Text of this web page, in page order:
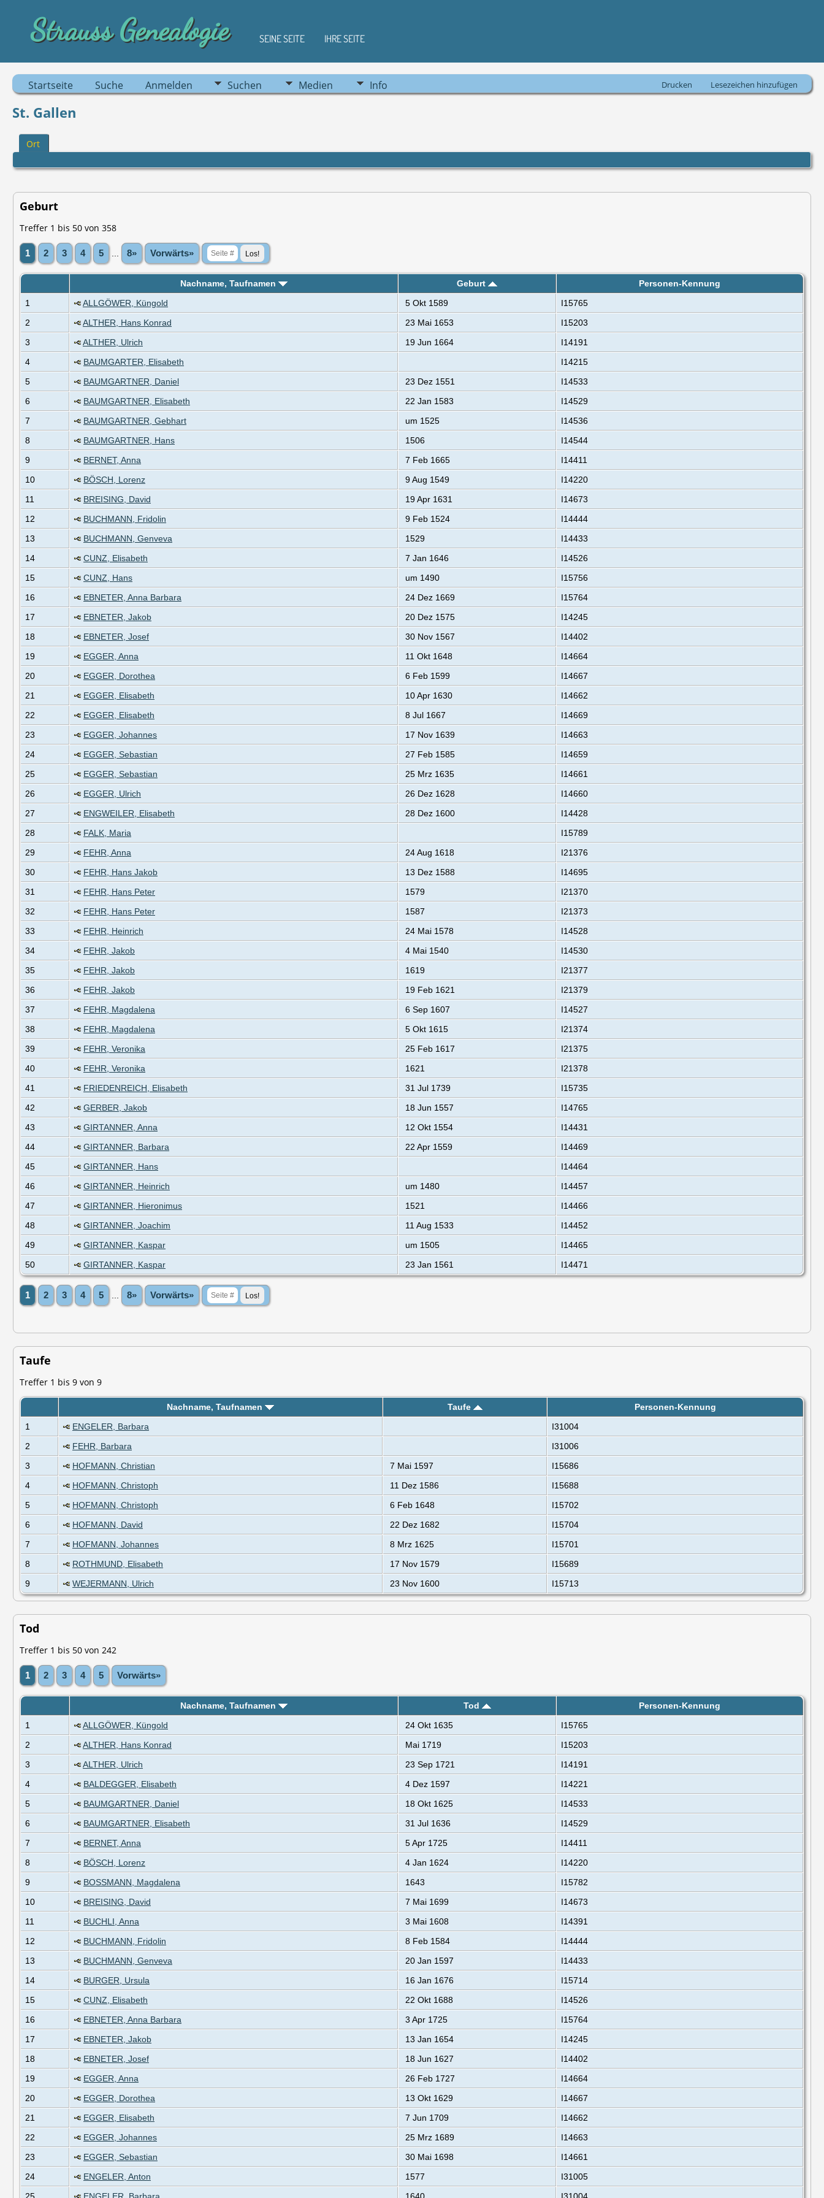
Strauss Genealogie SEINE SEITE IHRE SEITE
Startseite Suche Anmelden Suchen Medien Info Drucken Lesezeichen hinzufügen
St‌. Gallen
Ort
Geburt
Treffer 1 bis 50 von 358
1 2 3 4 5 8» Vorwärts»
Nachname, Taufnamen Geburt
Personen-Kennung
1
ALLGÖWER, Küngold 5 Okt 1589
I15765
2
ALTHER, Hans Konrad 23 Mai 1653
I15203
3
ALTHER, Ulrich 19 Jun 1664
I14191
4
BAUMGARTER, Elisabeth
I14215
5
BAUMGARTNER, Daniel 23 Dez 1551
I14533
6
BAUMGARTNER, Elisabeth 22 Jan 1583
I14529
7
BAUMGARTNER, Gebhart um 1525
I14536
8
BAUMGARTNER, Hans 1506
I14544
9
BERNET, Anna 7 Feb 1665
I14411
10
BÖSCH, Lorenz 9 Aug 1549
I14220
11
BREISING, David 19 Apr 1631
I14673
12
BUCHMANN, Fridolin 9 Feb 1524
I14444
13
BUCHMANN, Genveva 1529
I14433
14
CUNZ, Elisabeth 7 Jan 1646
I14526
15
CUNZ, Hans um 1490
I15756
16
EBNETER, Anna Barbara 24 Dez 1669
I15764
17
EBNETER, Jakob 20 Dez 1575
I14245
18
EBNETER, Josef 30 Nov 1567
I14402
19
EGGER, Anna 11 Okt 1648
I14664
20
EGGER, Dorothea 6 Feb 1599
I14667
21
EGGER, Elisabeth 10 Apr 1630
I14662
22
EGGER, Elisabeth 8 Jul 1667
I14669
23
EGGER, Johannes 17 Nov 1639
I14663
24
EGGER, Sebastian 27 Feb 1585
I14659
25
EGGER, Sebastian 25 Mrz 1635
I14661
26
EGGER, Ulrich 26 Dez 1628
I14660
27
ENGWEILER, Elisabeth 28 Dez 1600
I14428
28
FALK, Maria
I15789
29
FEHR, Anna 24 Aug 1618
I21376
30
FEHR, Hans Jakob 13 Dez 1588
I14695
31
FEHR, Hans Peter 1579
I21370
32
FEHR, Hans Peter 1587
I21373
33
FEHR, Heinrich 24 Mai 1578
I14528
34
FEHR, Jakob 4 Mai 1540
I14530
35
FEHR, Jakob 1619
I21377
36
FEHR, Jakob 19 Feb 1621
I21379
37
FEHR, Magdalena 6 Sep 1607
I14527
38
FEHR, Magdalena 5 Okt 1615
I21374
39
FEHR, Veronika 25 Feb 1617
I21375
40
FEHR, Veronika 1621
I21378
41
FRIEDENREICH, Elisabeth 31 Jul 1739
I15735
42
GERBER, Jakob 18 Jun 1557
I14765
43
GIRTANNER, Anna 12 Okt 1554
I14431
44
GIRTANNER, Barbara 22 Apr 1559
I14469
45
GIRTANNER, Hans
I14464
46
GIRTANNER, Heinrich um 1480
I14457
47
GIRTANNER, Hieronimus 1521
I14466
48
GIRTANNER, Joachim 11 Aug 1533
I14452
49
GIRTANNER, Kaspar um 1505
I14465
50
GIRTANNER, Kaspar 23 Jan 1561 I14471
1 2 3 4 5 8» Vorwärts»
Taufe
Treffer 1 bis 9 von 9
Nachname, Taufnamen Taufe
Personen-Kennung
1
ENGELER, Barbara
I31004
2
FEHR, Barbara
I31006
3
HOFMANN, Christian 7 Mai 1597
I15686
4
HOFMANN, Christoph 11 Dez 1586
I15688
5
HOFMANN, Christoph 6 Feb 1648
I15702
6
HOFMANN, David 22 Dez 1682
I15704
7
HOFMANN, Johannes 8 Mrz 1625
I15701
8
ROTHMUND, Elisabeth 17 Nov 1579
I15689
9
WEJERMANN, Ulrich 23 Nov 1600 I15713
Tod
Treffer 1 bis 50 von 242
1 2 3 4 5 Vorwärts»
Nachname, Taufnamen Tod
Personen-Kennung
1
ALLGÖWER, Küngold 24 Okt 1635
I15765
2
ALTHER, Hans Konrad Mai 1719
I15203
3
ALTHER, Ulrich 23 Sep 1721
I14191
4
BALDEGGER, Elisabeth 4 Dez 1597
I14221
5
BAUMGARTNER, Daniel 18 Okt 1625
I14533
6
BAUMGARTNER, Elisabeth 31 Jul 1636
I14529
7
BERNET, Anna 5 Apr 1725
I14411
8
BÖSCH, Lorenz 4 Jan 1624
I14220
9
BOSSMANN, Magdalena 1643
I15782
10
BREISING, David 7 Mai 1699
I14673
11
BUCHLI, Anna 3 Mai 1608
I14391
12
BUCHMANN, Fridolin 8 Feb 1584
I14444
13
BUCHMANN, Genveva 20 Jan 1597
I14433
14
BURGER, Ursula 16 Jan 1676
I15714
15
CUNZ, Elisabeth 22 Okt 1688
I14526
16
EBNETER, Anna Barbara 3 Apr 1725
I15764
17
EBNETER, Jakob 13 Jan 1654
I14245
18
EBNETER, Josef 18 Jun 1627
I14402
19
EGGER, Anna 26 Feb 1727
I14664
20
EGGER, Dorothea 13 Okt 1629
I14667
21
EGGER, Elisabeth 7 Jun 1709
I14662
22
EGGER, Johannes 25 Mrz 1689
I14663
23
EGGER, Sebastian 30 Mai 1698
I14661
24
ENGELER, Anton 1577
I31005